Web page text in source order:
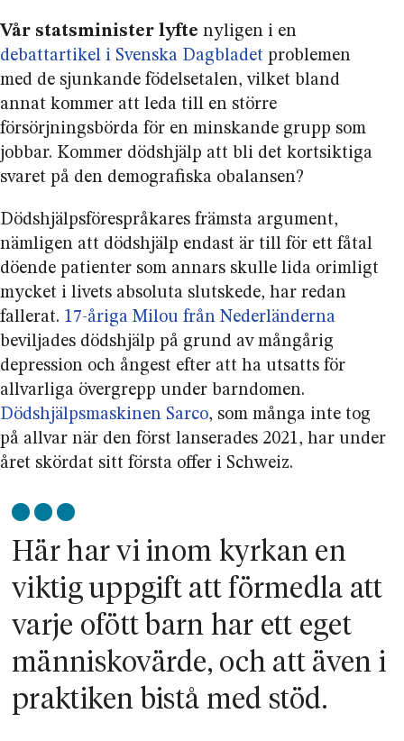
Vår statsminister lyfte nyligen i en
debattartikel i Svenska Dagbladet problemen
med de sjunkande födelse­talen, vilket bland
annat kommer att leda till en större
försörjningsbörda för en minskande grupp som
jobbar. Kommer dödshjälp att bli det kortsiktiga
svaret på den demografiska obalansen?
Dödshjälps­förespråkares främsta argument,
nämligen att dödshjälp endast är till för ett fåtal
döende patienter som annars skulle lida orimligt
mycket i livets absoluta slutskede, har redan
fallerat. 17-åriga Milou från Nederländerna
beviljades dödshjälp på grund av mångårig
depres­sion och ångest efter att ha utsatts för
allvarliga övergrepp under barndomen.
Dödshjälps­maskinen Sarco, som många inte tog
på allvar när den först lanserades 2021, har under
året skördat sitt första offer i Schweiz.
Här har vi inom kyrkan en
viktig uppgift att förmedla att
varje ofött barn har ett eget
människovärde, och att även i
praktiken bistå med stöd.